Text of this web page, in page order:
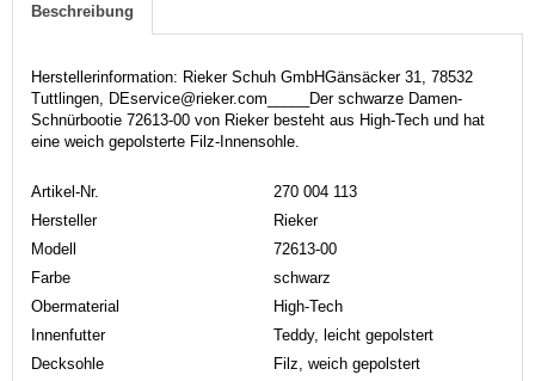
Beschreibung
Herstellerinformation: Rieker Schuh GmbHGänsäcker 31, 78532
Tuttlingen, DEservice@rieker.com_____Der schwarze Damen-
Schnürbootie 72613-00 von Rieker besteht aus High-Tech und hat
eine weich gepolsterte Filz-Innensohle.
Artikel-Nr.
270 004 113
Hersteller
Rieker
Modell
72613-00
Farbe
schwarz
Obermaterial
High-Tech
Innenfutter
Teddy, leicht gepolstert
Decksohle
Filz, weich gepolstert